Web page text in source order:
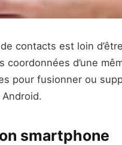
contacts est loin
d’une
pour fusionner ou
smartphone